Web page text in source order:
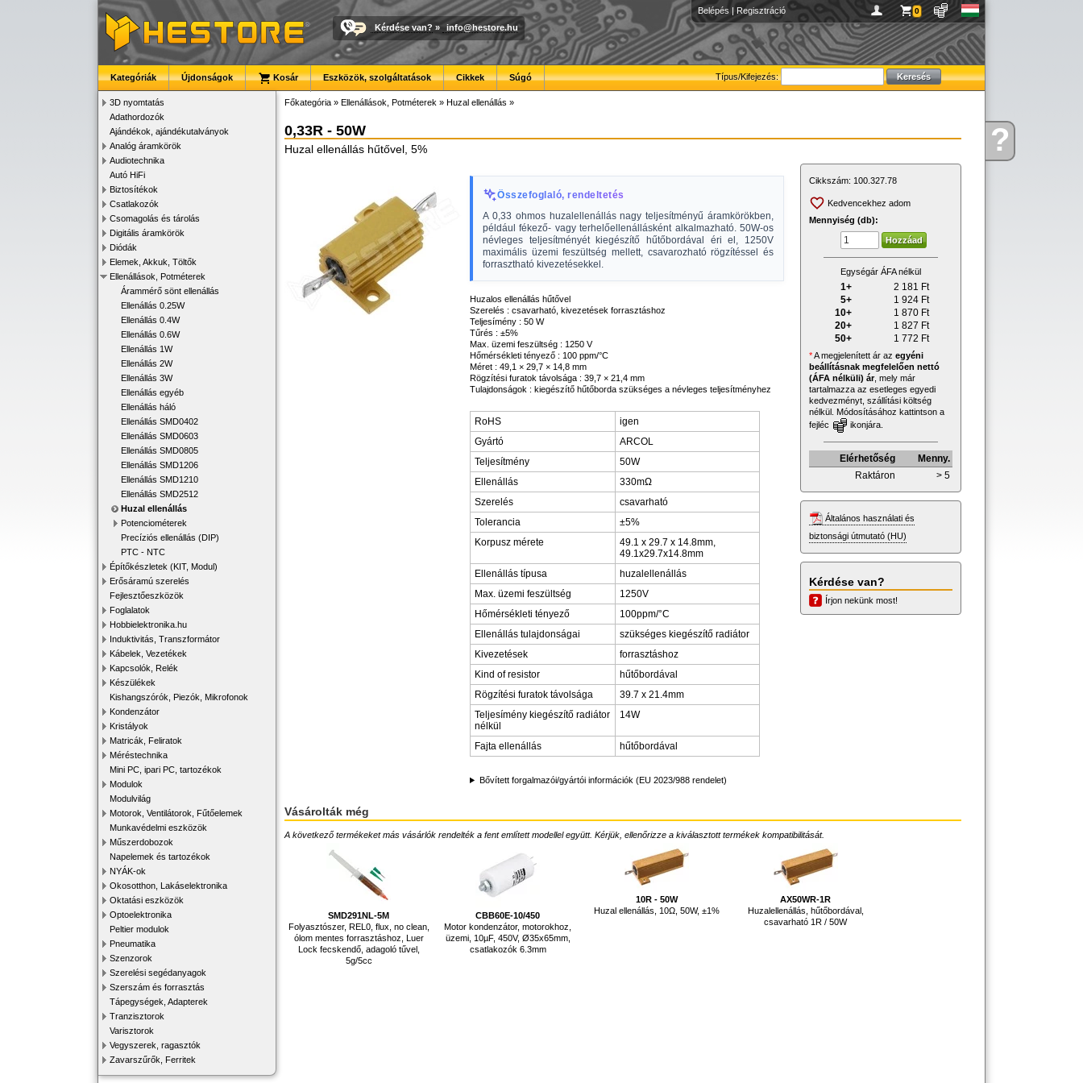
Kérdése?
Belépés | Regisztráció 0
Kérdése van? » info@hestore.hu
Típus/Kifejezés:
Kategóriák Újdonságok Kosár Eszközök, szolgáltatások Cikkek Súgó
3D nyomtatás
Adathordozók
Ajándékok, ajándékutalványok
Analóg áramkörök
Audiotechnika
Autó HiFi
Biztosítékok
Csatlakozók
Csomagolás és tárolás
Digitális áramkörök
Diódák
Elemek, Akkuk, Töltők
Ellenállások, Potméterek
Árammérő sönt ellenállás
Ellenállás 0.25W
Ellenállás 0.4W
Ellenállás 0.6W
Ellenállás 1W
Ellenállás 2W
Ellenállás 3W
Ellenállás egyéb
Ellenállás háló
Ellenállás SMD0402
Ellenállás SMD0603
Ellenállás SMD0805
Ellenállás SMD1206
Ellenállás SMD1210
Ellenállás SMD2512
Huzal ellenállás
Potenciométerek
Precíziós ellenállás (DIP)
PTC - NTC
Építőkészletek (KIT, Modul)
Erősáramú szerelés
Fejlesztőeszközök
Foglalatok
Hobbielektronika.hu
Induktivitás, Transzformátor
Kábelek, Vezetékek
Kapcsolók, Relék
Készülékek
Kishangszórók, Piezók, Mikrofonok
Kondenzátor
Kristályok
Matricák, Feliratok
Méréstechnika
Mini PC, ipari PC, tartozékok
Modulok
Modulvilág
Motorok, Ventilátorok, Fűtőelemek
Munkavédelmi eszközök
Műszerdobozok
Napelemek és tartozékok
NYÁK-ok
Okosotthon, Lakáselektronika
Oktatási eszközök
Optoelektronika
Peltier modulok
Pneumatika
Szenzorok
Szerelési segédanyagok
Szerszám és forrasztás
Tápegységek, Adapterek
Tranzisztorok
Varisztorok
Vegyszerek, ragasztók
Zavarszűrők, Ferritek
Főkategória » Ellenállások, Potméterek » Huzal ellenállás »
0,33R - 50W
Huzal ellenállás hűtővel, 5%
Összefoglaló, rendeltetés
A 0,33 ohmos huzalellenállás nagy teljesítményű áramkörökben,
például fékező- vagy terhelőellenállásként alkalmazható. 50W-os
névleges teljesítményét kiegészítő hűtőbordával éri el, 1250V
maximális üzemi feszültség mellett, csavarozható rögzítéssel és
forrasztható kivezetésekkel.
Huzalos ellenállás hűtővel
Szerelés : csavarható, kivezetések forrasztáshoz
Teljesímény : 50 W
Tűrés : ±5%
Max. üzemi feszültség : 1250 V
Hőmérsékleti tényező : 100 ppm/°C
Méret : 49,1 × 29,7 × 14,8 mm
Rögzítési furatok távolsága : 39,7 × 21,4 mm
Tulajdonságok : kiegészítő hűtőborda szükséges a névleges teljesítményhez
RoHS
igen
Gyártó
ARCOL
Teljesítmény
50W
Ellenállás
330mΩ
Szerelés
csavarható
Tolerancia
±5%
Korpusz mérete
49.1 x 29.7 x 14.8mm,
49.1x29.7x14.8mm
Ellenállás típusa
huzalellenállás
Max. üzemi feszültség
1250V
Hőmérsékleti tényező
100ppm/°C
Ellenállás tulajdonságai
szükséges kiegészítő radiátor
Kivezetések
forrasztáshoz
Kind of resistor
hűtőbordával
Rögzítési furatok távolsága
39.7 x 21.4mm
Teljesímény kiegészítő radiátor
nélkül
14W
Fajta ellenállás hűtőbordával
Bővített forgalmazói/gyártói információk (EU 2023/988 rendelet)
Cikkszám: 100.327.78
Kedvencekhez adom
Mennyiség (db):
Egységár ÁFA nélkül
1+ 2 181 Ft
5+
1 924 Ft
10+
1 870 Ft
20+
1 827 Ft
50+
1 772 Ft
*A megjelenített ár az egyéni
beállításnak megfelelően nettó
(ÁFA nélküli) ár, mely már
tartalmazza az esetleges egyedi
kedvezményt, szállítási költség
nélkül. Módosításához kattintson a
fejléc
ikonjára.
Elérhetőség
Menny.
Raktáron
> 5
Általános használati és
biztonsági útmutató (HU)
Kérdése van?
Írjon nekünk most!
Vásárolták még
A következő termékeket más vásárlók rendelték a fent említett modellel együtt. Kérjük, ellenőrizze a kiválasztott termékek kompatibilitását.
SMD291NL-5M
Folyasztószer, REL0, flux, no clean,
ólom mentes forrasztáshoz, Luer
Lock fecskendő, adagoló tűvel,
5g/5cc
CBB60E-10/450
Motor kondenzátor, motorokhoz,
üzemi, 10µF, 450V, Ø35x65mm,
csatlakozók 6.3mm
10R - 50W
Huzal ellenállás, 10Ω, 50W, ±1%
AX50WR-1R
Huzalellenállás, hűtőbordával,
csavarható 1R / 50W